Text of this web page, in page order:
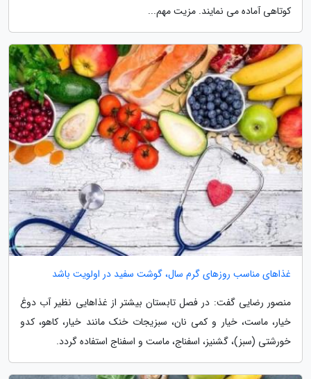
کوتاهی آماده می نمایند. مزیت مهم...
غذاهای مناسب روزهای گرم سال، گوشت سفید در اولویت باشد
منصور رضایی گفت: در فصل تابستان بیشتر از غذاهایی نظیر آب دوغ
خیار، ماست، خیار و کمی نان، سبزیجات خنک مانند خیار، کاهو، کدو
خورشتی (سبز)، گشنیز، اسفناج، ماست و اسفناج استفاده گردد.